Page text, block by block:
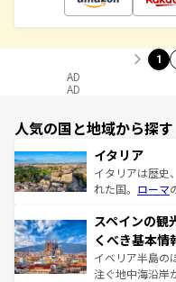
1
AD
AD
人気の国と地域から探す
イタリア
イタリアは歴史
れた国。 ローマ
ろん、トスカー
景など、自然景
ピザやパスタな
できる。朝目覚
スペインの観
くべき基本情
イベリア半島の
注ぐ地中海沿岸